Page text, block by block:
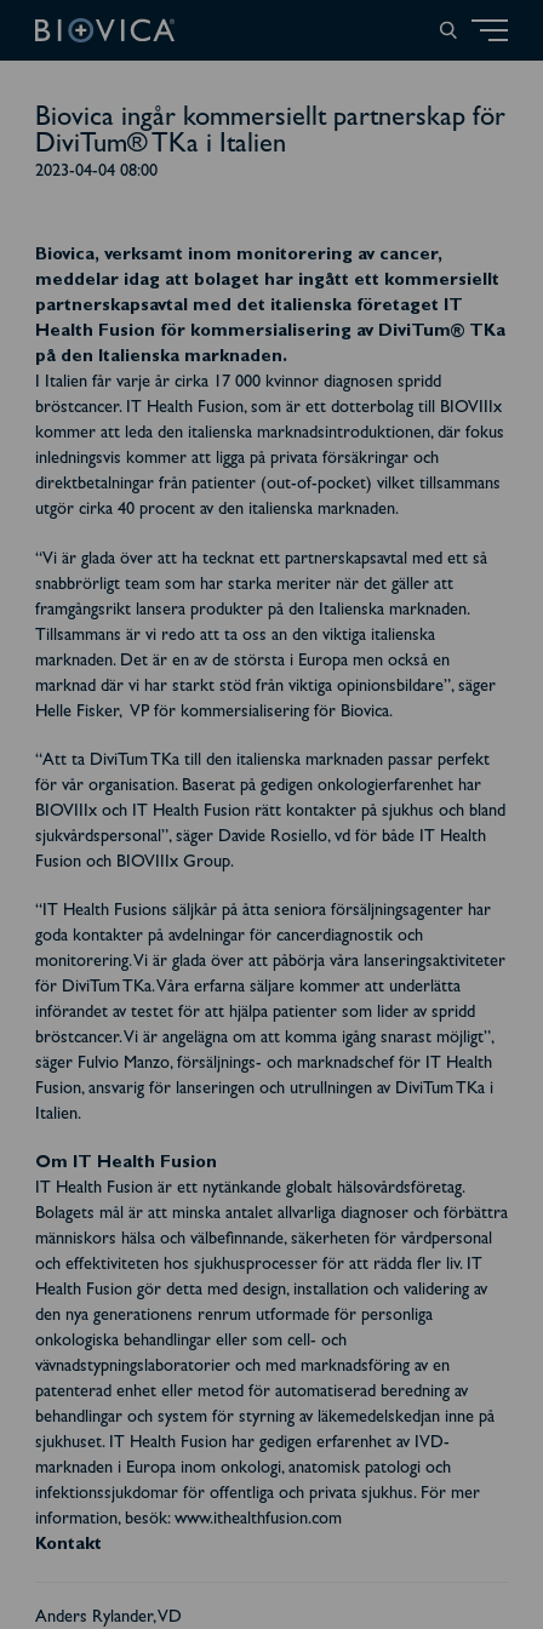
Biovica ingår kommersiellt partnerskap för
DiviTum® TKa i Italien
2023-04-04 08:00
Biovica, verksamt inom monitorering av cancer,
meddelar idag att bolaget har ingått ett kommersiellt
partnerskapsavtal med det italienska företaget IT
Health Fusion för kommersialisering av DiviTum® TKa
på den Italienska marknaden.
I Italien får varje år cirka 17 000 kvinnor diagnosen spridd
bröstcancer. IT Health Fusion, som är ett dotterbolag till BIOVIIIx
kommer att leda den italienska marknadsintroduktionen, där fokus
inledningsvis kommer att ligga på privata försäkringar och
direktbetalningar från patienter (out-of-pocket) vilket tillsammans
utgör cirka 40 procent av den italienska marknaden.
“Vi är glada över att ha tecknat ett partnerskapsavtal med ett så
snabbrörligt team som har starka meriter när det gäller att
framgångsrikt lansera produkter på den Italienska marknaden.
Tillsammans är vi redo att ta oss an den viktiga italienska
marknaden. Det är en av de största i Europa men också en
marknad där vi har starkt stöd från viktiga opinionsbildare”, säger
Helle Fisker, VP för kommersialisering för Biovica.
“Att ta DiviTum TKa till den italienska marknaden passar perfekt
för vår organisation. Baserat på gedigen onkologierfarenhet har
BIOVIIIx och IT Health Fusion rätt kontakter på sjukhus och bland
sjukvårdspersonal”, säger Davide Rosiello, vd för både IT Health
Fusion och BIOVIIIx Group.
“IT Health Fusions säljkår på åtta seniora försäljningsagenter har
goda kontakter på avdelningar för cancerdiagnostik och
monitorering. Vi är glada över att påbörja våra lanseringsaktiviteter
för DiviTum TKa. Våra erfarna säljare kommer att underlätta
införandet av testet för att hjälpa patienter som lider av spridd
bröstcancer. Vi är angelägna om att komma igång snarast möjligt”,
säger Fulvio Manzo, försäljnings- och marknadschef för IT Health
Fusion, ansvarig för lanseringen och utrullningen av DiviTum TKa i
Italien.
Om IT Health Fusion
IT Health Fusion är ett nytänkande globalt hälsovårdsföretag.
Bolagets mål är att minska antalet allvarliga diagnoser och förbättra
människors hälsa och välbefinnande, säkerheten för vårdpersonal
och effektiviteten hos sjukhusprocesser för att rädda fler liv. IT
Health Fusion gör detta med design, installation och validering av
den nya generationens renrum utformade för personliga
onkologiska behandlingar eller som cell- och
vävnadstypningslaboratorier och med marknadsföring av en
patenterad enhet eller metod för automatiserad beredning av
behandlingar och system för styrning av läkemedelskedjan inne på
sjukhuset. IT Health Fusion har gedigen erfarenhet av IVD-
marknaden i Europa inom onkologi, anatomisk patologi och
infektionssjukdomar för offentliga och privata sjukhus. För mer
information, besök: www.ithealthfusion.com
Kontakt
Anders Rylander, VD